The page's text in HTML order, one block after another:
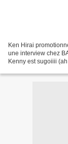
Ken Hirai
une interview chez
Kenny est sugoiiii